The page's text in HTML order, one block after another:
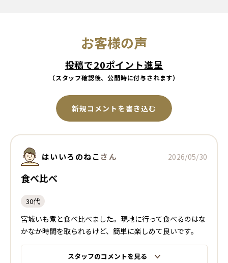
お客様の声
投稿で20ポイント進呈
（スタッフ確認後、公開時に付与されます）
新規コメントを書き込む
はいいろのねこさん 2026/05/30
食べ比べ
30代
宮城いも煮と食べ比べました。現地に行って食べるのはな
かなか時間を取られるけど、簡単に楽しめて良いです。
スタッフのコメントを見る